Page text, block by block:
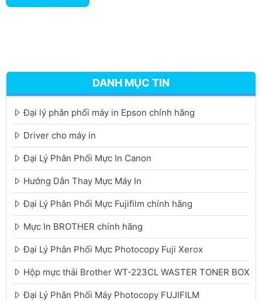
DANH MỤC TIN
Đại lý phân phối máy in Epson chính hãng
Driver cho máy in
Đại Lý Phân Phối Mực In Canon
Hướng Dẫn Thay Mực Máy In
Đại Lý Phân Phối Mực Fujifilm chính hãng
Mực In BROTHER chính hãng
Đại Lý Phân Phối Mực Photocopy Fuji Xerox
Hộp mực thải Brother WT-223CL WASTER TONER BOX
Đại Lý Phân Phối Máy Photocopy FUJIFILM